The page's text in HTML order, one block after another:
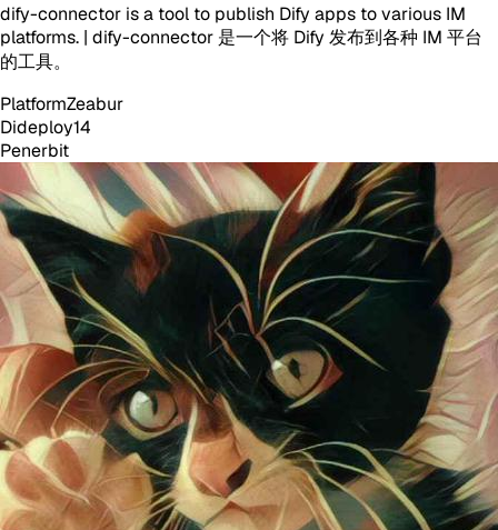
dify-connector is a tool to publish Dify apps to various IM
platforms. | dify-connector 是一个将 Dify 发布到各种 IM 平台
的工具。
PlatformZeabur
Dideploy14
Penerbit